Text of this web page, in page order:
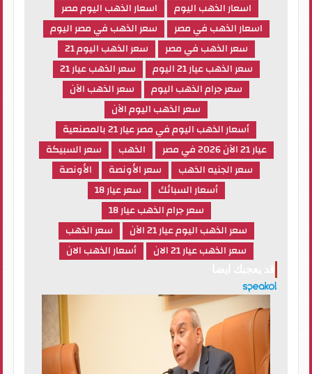
اسعار الذهب اليوم
اسعار الذهب اليوم مصر
اسعار الذهب في مصر
سعر الذهب في مصر اليوم
سعر الذهب في مصر
سعر الذهب اليوم 21
سعر الذهب عيار 21 اليوم
سعر الذهب عيار 21
سعر جرام الذهب اليوم
سعر الذهب الآن
سعر الذهب اليوم الآن
أسعار الذهب اليوم في مصر عيار 21 بالمصنعية
عيار 21 الآن 2026 في مصر
الذهب
سعر السبيكة
سعر الجنيه الذهب
سعر الأونصة
الأونصة
أسعار السبائك
سعر عيار 18
سعر جرام الذهب عيار 18
سعر الذهب اليوم عيار 21 الآن
سعر الذهب
سعر الذهب عيار 21 الان
أسعار الذهب الان